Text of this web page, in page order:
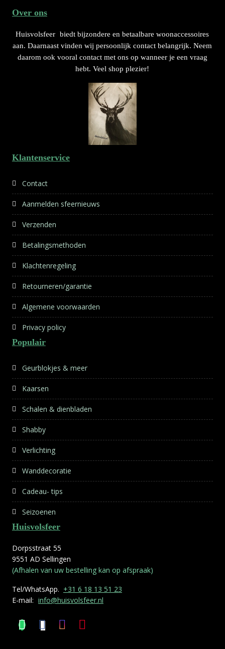
Over ons
Huisvolsfeer biedt bijzondere en betaalbare woonaccessoires
aan. Daarnaast vinden wij persoonlijk contact belangrijk. Neem
daarom ook vooral contact met ons op wanneer je een vraag
hebt. Veel shop plezier!
Klantenservice
Contact
Aanmelden sfeernieuws
Verzenden
Betalingsmethoden
Klachtenregeling
Retourneren/garantie
Algemene voorwaarden
Privacy policy
Populair
Geurblokjes & meer
Kaarsen
Schalen & dienbladen
Shabby
Verlichting
Wanddecoratie
Cadeau- tips
Seizoenen
Huisvolsfeer
Dorpsstraat 55
9551 AD Sellingen
(Afhalen van uw bestelling kan op afspraak)
Tel/WhatsApp. +31 6 18 13 51 23
E-mail: info@huisvolsfeer.nl